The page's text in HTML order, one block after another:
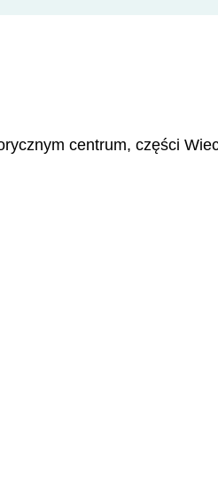
centrum, części